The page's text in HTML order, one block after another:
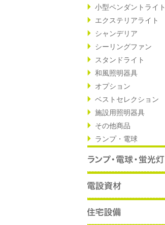
小型ペンダントライト
エクステリアライト
シャンデリア
シーリングファン
スタンドライト
和風照明器具
オプション
ベストセレクション
施設用照明器具
その他商品
ランプ・電球